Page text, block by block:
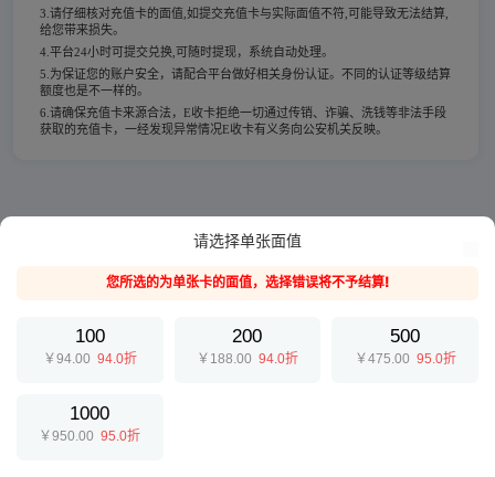
3.请仔细核对充值卡的面值,如提交充值卡与实际面值不符,可能导致无法结算,
给您带来损失。
4.平台24小时可提交兑换,可随时提现，系统自动处理。
5.为保证您的账户安全，请配合平台做好相关身份认证。不同的认证等级结算
额度也是不一样的。
6.请确保充值卡来源合法，E收卡拒绝一切通过传销、诈骗、洗钱等非法手段
获取的充值卡，一经发现异常情况E收卡有义务向公安机关反映。
请选择单张面值
您所选的为单张卡的面值，选择错误将不予结算!
100
￥94.00 94.0折
200
￥188.00 94.0折
500
￥475.00 95.0折
1000
￥950.0095.0折